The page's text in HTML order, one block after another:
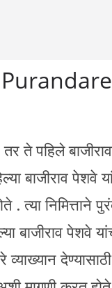
ते पहिले
बाजीराव पेशवे
. त्या निमित्ताने
बाजीराव पेशवे
व्याख्यान